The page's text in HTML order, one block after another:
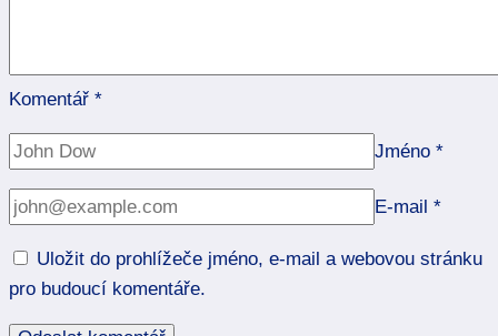
Komentář *
Jméno *
E-mail *
Uložit do prohlížeče jméno, e-mail a webovou stránku
pro budoucí komentáře.